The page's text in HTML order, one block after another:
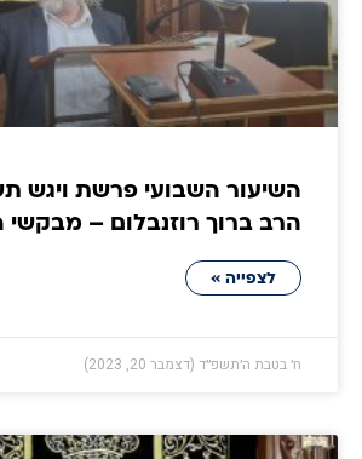
השיעור השבועי פרשת ויגש
הרב ברוך רוזנבלום –
לצפייה »
ח׳ בטבת ה׳תשפ״ד (דצמבר 20, 2023)